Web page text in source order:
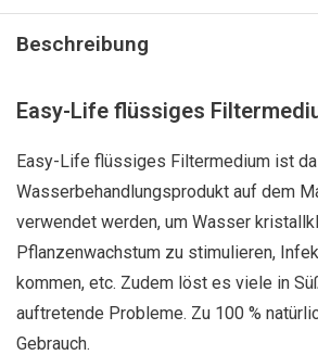
Beschreibung
Easy-Life flüssiges
Easy-Life flüssiges Filtermedium ist
Wasserbehandlungsprodukt auf dem
verwendet werden, um Wasser
Pflanzenwachstum zu stimulieren,
kommen, etc. Zudem löst es viele in
auftretende Probleme. Zu 100 %
Gebrauch.